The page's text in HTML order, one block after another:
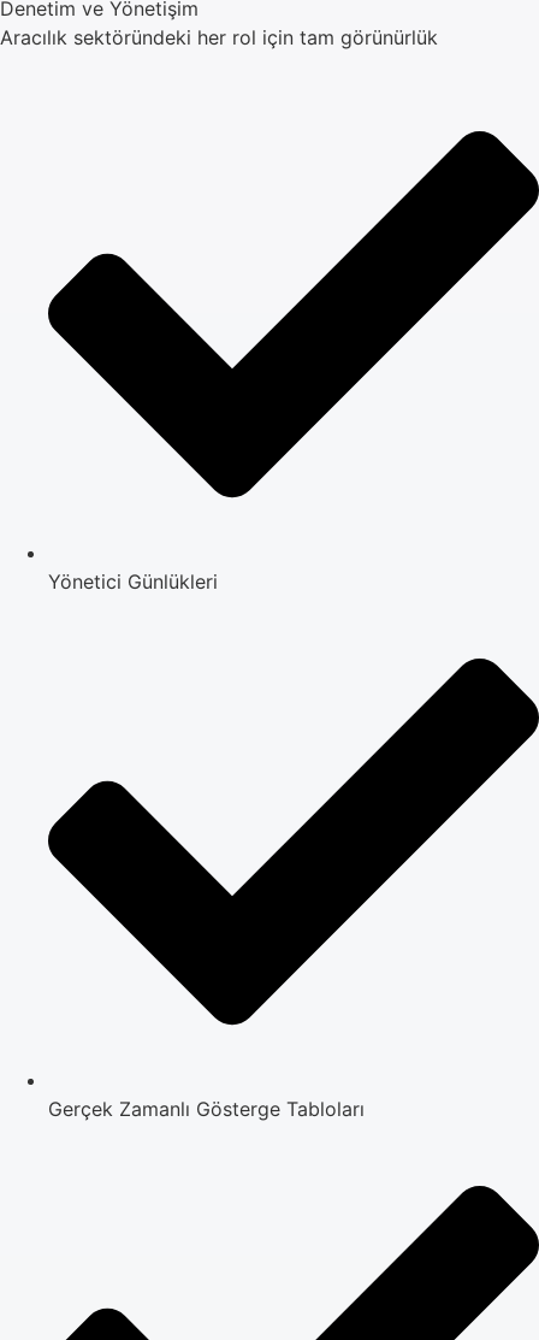
Denetim ve Yönetişim
Aracılık sektöründeki her rol için tam görünürlük
Yönetici Günlükleri
Gerçek Zamanlı Gösterge Tabloları